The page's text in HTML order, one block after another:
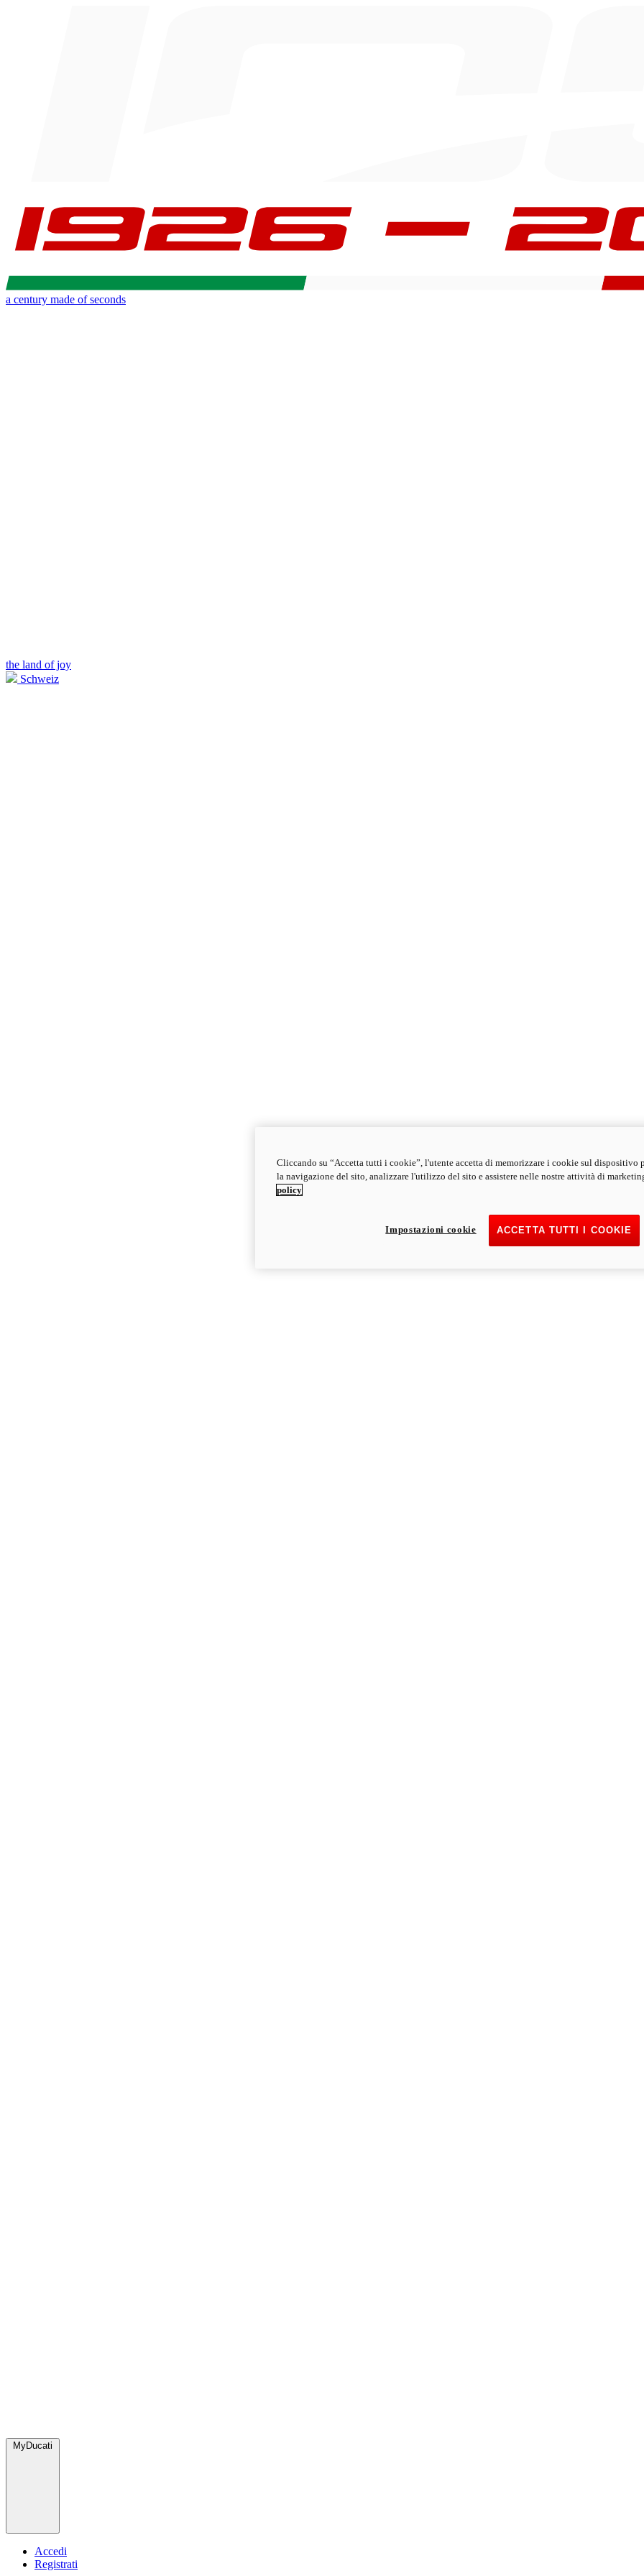
a century made of seconds
the land of joy
Schweiz
MyDucati
Accedi
Registrati
Cliccando su “Accetta tutti i cookie”, l'utente accetta di memorizzare i cookie sul dispositivo
la navigazione del sito, analizzare l'utilizzo del sito e assistere nelle nostre attività di
policy
ACCETTA TUTTI I COOKIE
Impostazioni cookie